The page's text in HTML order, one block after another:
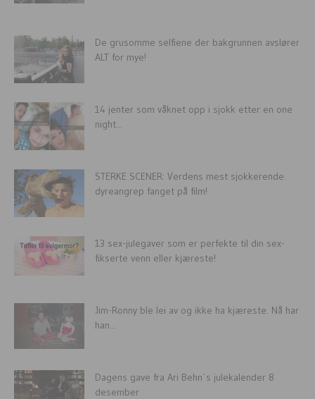
De grusomme selfiene der bakgrunnen avslører
ALT for mye!
14 jenter som våknet opp i sjokk etter en one
night...
STERKE SCENER: Verdens mest sjokkerende
dyreangrep fanget på film!
13 sex-julegaver som er perfekte til din sex-
fikserte venn eller kjæreste!
Jim-Ronny ble lei av og ikke ha kjæreste. Nå har
han...
Dagens gave fra Ari Behn`s julekalender 8
desember